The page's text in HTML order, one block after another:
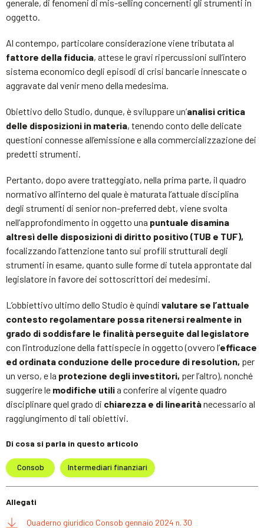
generale, di fenomeni di mis-selling concernenti gli strumenti in
oggetto.
Al contempo, particolare considerazione viene tributata al
fattore della fiducia, attese le gravi ripercussioni sull’intero
sistema economico degli episodi di crisi bancarie innescate o
aggravate dal venir meno della medesima.
Obiettivo dello Studio, dunque, è sviluppare un’analisi critica
delle disposizioni in materia, tenendo conto delle delicate
questioni connesse all’emissione e alla commercializzazione dei
predetti strumenti.
Pertanto, dopo avere tratteggiato, nella prima parte, il quadro
normativo all’interno del quale è maturata l’attuale disciplina
degli strumenti di senior non-preferred debt, viene svolta
nell’approfondimento in oggetto una puntuale disamina
altresì delle disposizioni di diritto positivo (TUB e TUF),
focalizzando l’attenzione tanto sui profili strutturali degli
strumenti in esame, quanto sulle forme di tutela approntate dal
legislatore in favore dei sottoscrittori dei medesimi.
L’obbiettivo ultimo dello Studio è quindi valutare se l’attuale
contesto regolamentare possa ritenersi realmente in
grado di soddisfare le finalità perseguite dal legislatore
con l’introduzione della fattispecie in oggetto (ovvero l’efficace
ed ordinata conduzione delle procedure di resolution, per
un verso, e la protezione degli investitori, per l’altro), nonché
suggerire le modifiche utilia conferire al vigente quadro
disciplinare quel grado di chiarezza e di linearitànecessario al
raggiungimento di tali obiettivi.
Di cosa si parla in questo articolo
Consob Intermediari finanziari
Allegati
Quaderno giuridico Consob gennaio 2024 n. 30